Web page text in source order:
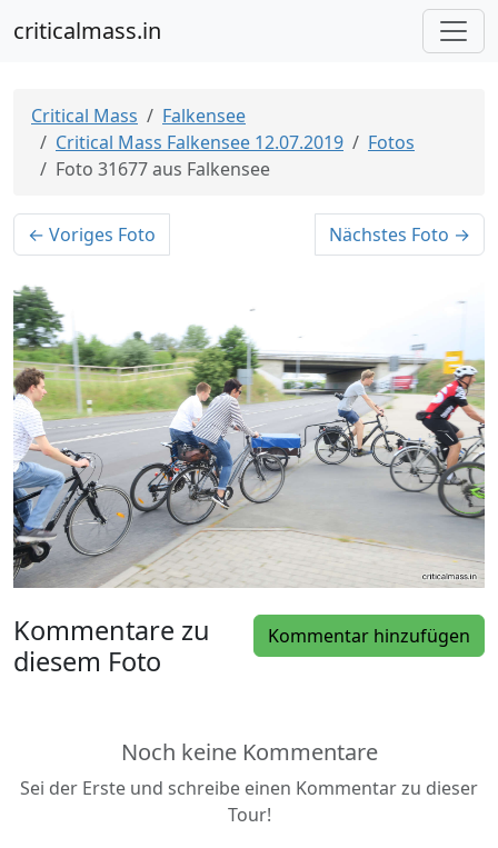
criticalmass.in
Critical Mass
Falkensee
Critical Mass Falkensee 12.07.2019
Fotos
Foto 31677 aus Falkensee
← Voriges Foto Nächstes Foto →
Kommentar hinzufügen
Kommentare zu
diesem Foto
Noch keine Kommentare
Sei der Erste und schreibe einen Kommentar zu dieser
Tour!